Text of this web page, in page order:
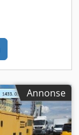
Annonse